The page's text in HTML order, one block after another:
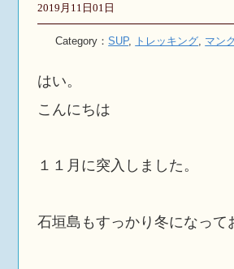
2019月11日01日
Category：SUP, トレッキング マン
はい。
こんにちは
１１月に突入しました。
石垣島もすっかり冬になって